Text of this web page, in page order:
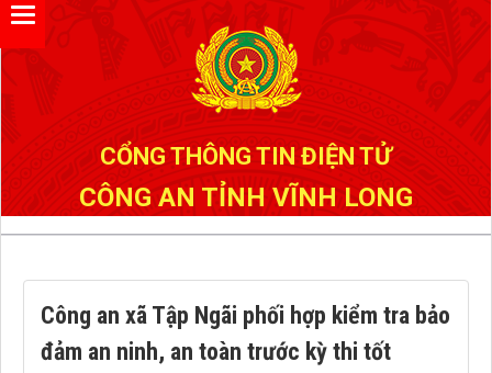
CỔNG THÔNG TIN ĐIỆN TỬ
CÔNG AN TỈNH VĨNH LONG
Công an xã Tập Ngãi phối hợp kiểm tra bảo
đảm an ninh, an toàn trước kỳ thi tốt